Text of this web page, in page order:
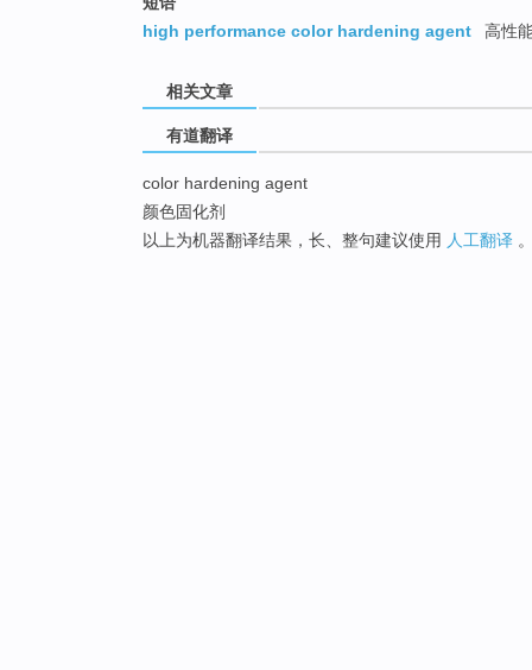
high performance color hardening agent
高性
相关文章
有道翻译
color hardening agent
颜色固化剂
以上为机器翻译结果，长、整句建议使用 人工翻译